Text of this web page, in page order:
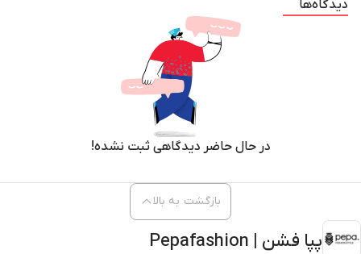
دیدگاه‌ها
در حال حاضر دیدگاهی ثبت نشده!
پپا فشن | Pepafashion
بازگشت به بالا